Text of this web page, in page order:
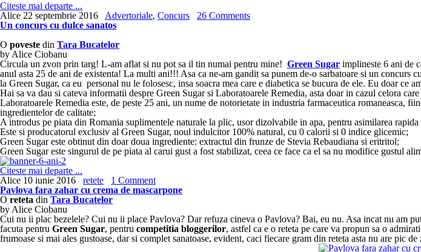
Citeste mai departe ...
Alice 22 septembrie 2016 Advertoriale, Concurs
26 Comments
Un concurs cu dulce sanatos
O poveste din Tara Bucatelor
by Alice Ciobanu
Circula un zvon prin targ! L-am aflat si nu pot sa il tin numai pentru mine! Green Sugar implineste 6 ani de
anul asta 25 de ani de existenta! La multi ani!!! Asa ca ne-am gandit sa punem de-o sarbatoare si un
la Green Sugar, ca eu personal nu le folosesc, insa soacra mea care e diabetica se bucura de ele. Eu doar
Hai sa va dau si cateva informatii despre Green Sugar si Laboratoarele Remedia, asta doar in cazul celora
Laboratoarele Remedia este, de peste 25 ani, un nume de notorietate in industria farmaceutica
ingredientelor de calitate;
A introdus pe piata din Romania suplimentele naturale la plic, usor dizolvabile in apa, pentru asimilarea rapida
Este si producatorul exclusiv al Green Sugar, noul indulcitor 100% natural, cu 0 calorii si 0 indice glicemic;
Green Sugar este obtinut din doar doua ingrediente: extractul din frunze de Stevia Rebaudiana si eritritol;
Green Sugar este singurul de pe piata al carui gust a fost stabilizat, ceea ce face ca el sa nu modifice gustul
Citeste mai departe ...
Alice 10 iunie 2016 retete
1 Comment
Pavlova fara zahar cu crema de mascarpone
O reteta din Tara Bucatelor
by Alice Ciobanu
Cui nu ii plac bezelele? Cui nu ii place Pavlova? Dar refuza cineva o Pavlova? Bai, eu nu. Asa incat nu am
facuta pentru Green Sugar, pentru competitia bloggerilor, astfel ca e o reteta pe care va propun sa o
frumoase si mai ales gustoase, dar si complet sanatoase, evident, caci fiecare gram din reteta asta nu are pic de